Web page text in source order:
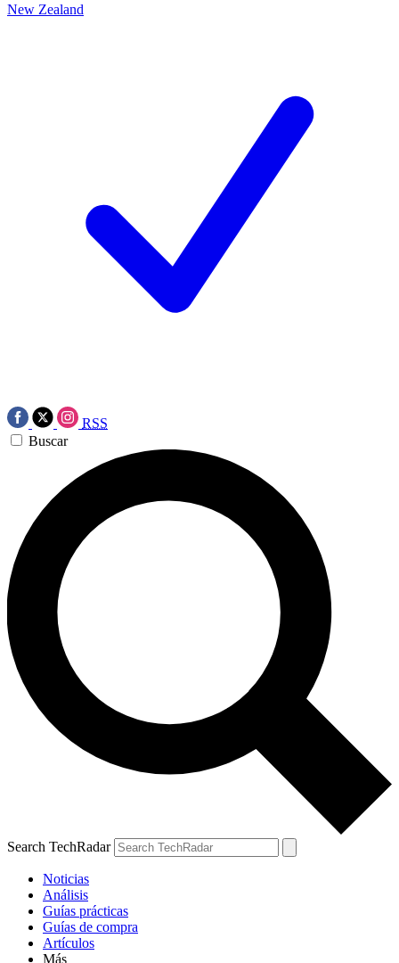
New Zealand
RSS
Buscar
Search TechRadar
Noticias
Análisis
Guías prácticas
Guías de compra
Artículos
Más